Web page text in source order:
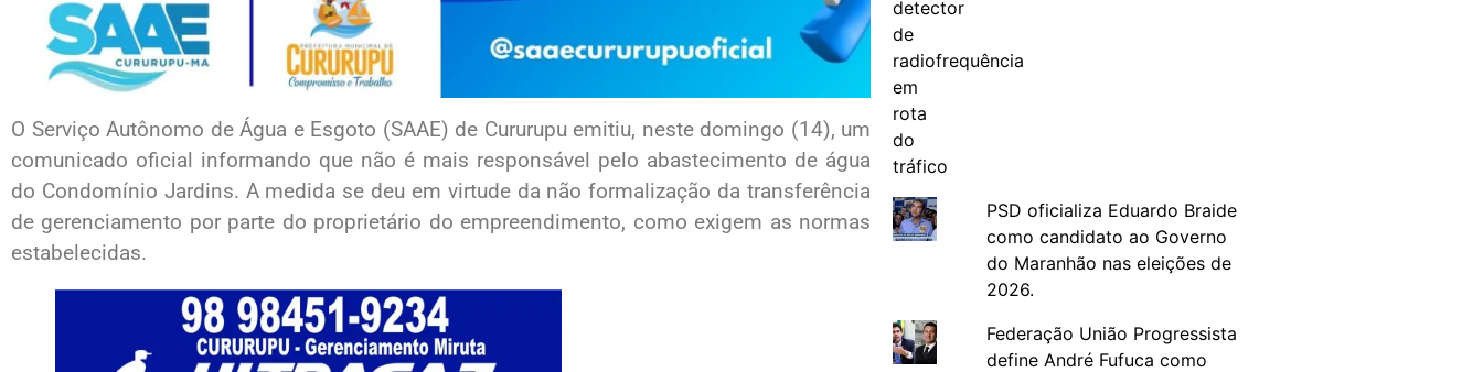
O Serviço Autônomo de Água e Esgoto (SAAE) de Cururupu emitiu, neste domingo (14), um
comunicado oficial informando que não é mais responsável pelo abastecimento de água
do Condomínio Jardins. A medida se deu em virtude da não formalização da transferência
de gerenciamento por parte do proprietário do empreendimento, como exigem as normas
estabelecidas.
PSD oficializa Eduardo Braide
como candidato ao Governo
do Maranhão nas eleições de
2026.
Federação União Progressista
define André Fufuca como